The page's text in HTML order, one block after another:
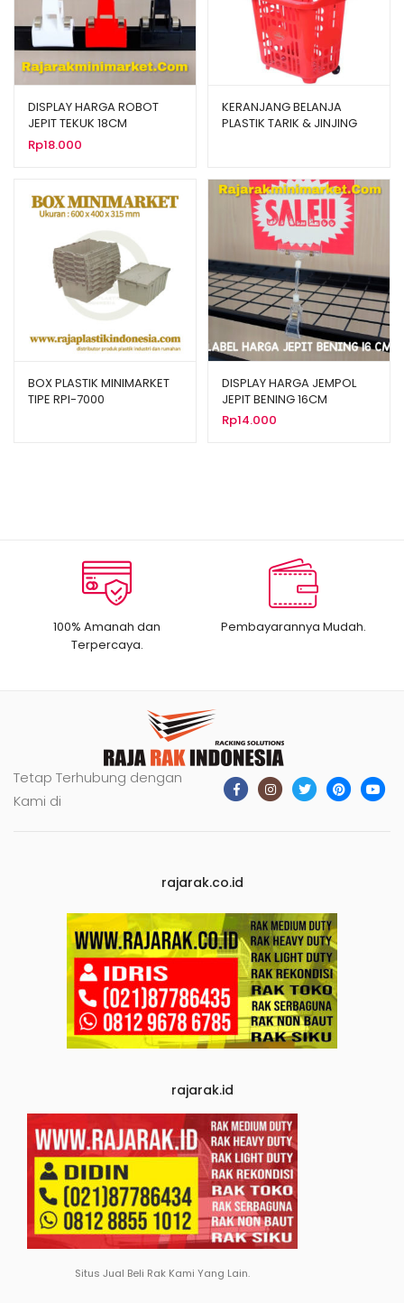
DISPLAY HARGA ROBOT
JEPIT TEKUK 18CM
Rp18.000
KERANJANG BELANJA
PLASTIK TARIK & JINJING
BOX PLASTIK MINIMARKET
TIPE RPI-7000
DISPLAY HARGA JEMPOL
JEPIT BENING 16CM
Rp14.000
100% Amanah dan
Terpercaya.
Pembayarannya Mudah.
Tetap Terhubung dengan
Kami di
rajarak.co.id
rajarak.id
Situs Jual Beli Rak Kami Yang Lain.